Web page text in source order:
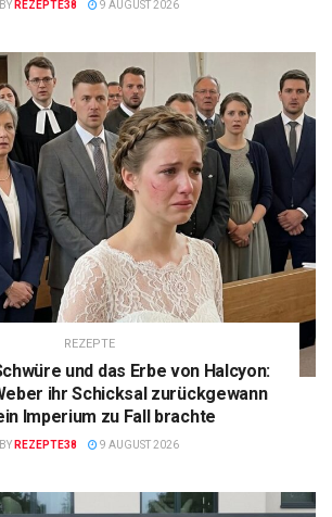
BY REZEPTE38 9 AUGUST 2026
REZEPTE
und das Erbe von Halcyon:
ihr Schicksal zurückgewann
Imperium zu Fall brachte
BY REZEPTE38 9 AUGUST 2026